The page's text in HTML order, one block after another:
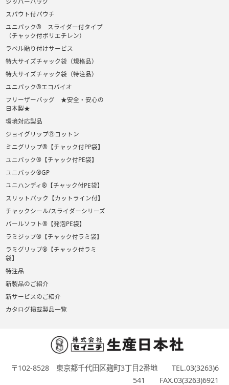
スパウト付パウチ
ユニパック® スライダー付タイプ
（チャック付ポリエチレン）
ラベル貼り付けサービス
特大サイズチャック袋（規格品）
特大サイズチャック袋（特注品）
ユニパック®エコバイオ
フリーザーバッグ ★安全・安心の
日本製★
環境対応製品
ジョイグリップⓇコットン
ミニグリップ®【チャック付PP袋】
ユニパック®【チャック付PE袋】
ユニパック®GP
ユニハンディ®【チャック付PE袋】
スリットパック【カットライン付】
チャックシール/スライダーシリーズ
パールソフト®【発泡PE袋】
ラミジップ®【チャック付ラミ袋】
ラミグリップ®【チャック付ラミ
袋】
特注品
新製品のご紹介
新サービスのご紹介
カタログ掲載製品一覧
〒102-8528 東京都千代田区麹町3丁目2番地 TEL.03(3263)6
541 FAX.03(3263)6921